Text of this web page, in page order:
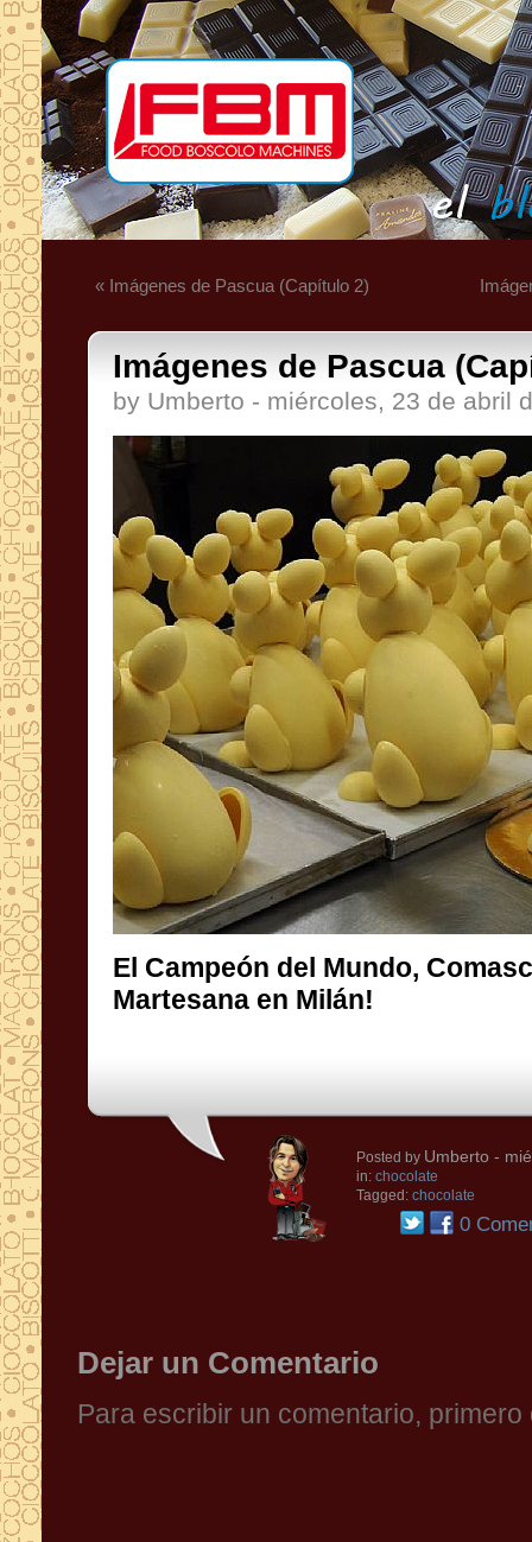
« Imágenes de Pascua (Capítulo 2)
Imágenes de Pascua
by Umberto - miércoles, 23 de abril
El Campeón del Mundo,
Martesana en Milán!
Posted by Umberto -
in: chocolate
Tagged: chocolate
0
Dejar un Comentario
Para escribir un comentario,